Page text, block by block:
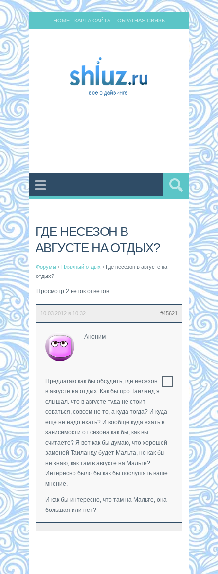
HOME КАРТА САЙТА ОБРАТНАЯ СВЯЗЬ
ГДЕ НЕСЕЗОН В
АВГУСТЕ НА ОТДЫХ?
Форумы › Пляжный отдых › Где несезон в августе на
отдых?
Просмотр 2 веток ответов
10.03.2012 в 10:32 #45621
Аноним
Предлагаю как бы обсудить, где несезон
в августе на отдых. Как бы про Таиланд я
слышал, что в августе туда не стоит
соваться, совсем не то, а куда тогда? И куда
еще не надо ехать? И вообще куда ехать в
зависимости от сезона как бы, как вы
считаете? Я вот как бы думаю, что хорошей
заменой Таиланду будет Мальта, но как бы
не знаю, как там в августе на Мальте?
Интересно было бы как бы послушать ваше
мнение.
И как бы интересно, что там на Мальте, она
большая или нет?